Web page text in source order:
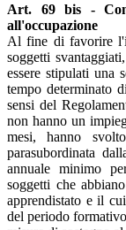
Art. 69 bis -
all'occupazione
Al fine di favorire
soggetti
essere stipulati una
tempo determinato
sensi del
non hanno un
mesi, hanno
parasubordinata
annuale minimo
soggetti che
apprendistato e il
del periodo